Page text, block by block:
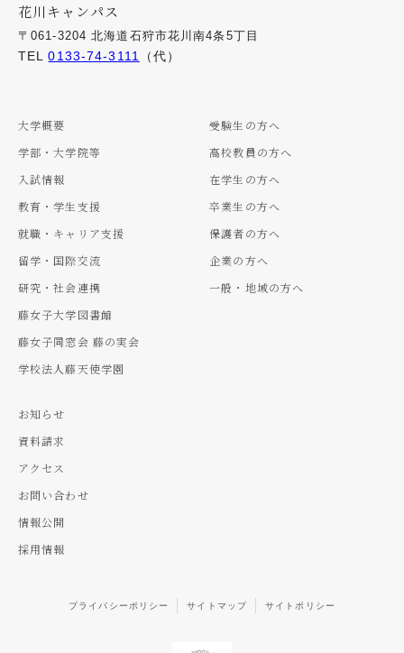
花川キャンパス
〒061-3204 北海道石狩市花川南4条5丁目
TEL0133-74-3111 （代）
大学概要
学部・大学院等
入試情報
教育・学生支援
就職・キャリア支援
留学・国際交流
研究・社会連携
藤女子大学図書館
藤女子同窓会 藤の実会
学校法人藤天使学園
受験生の方へ
高校教員の方へ
在学生の方へ
卒業生の方へ
保護者の方へ
企業の方へ
一般・地域の方へ
お知らせ
資料請求
アクセス
お問い合わせ
情報公開
採用情報
プライバシーポリシー サイトマップ サイトポリシー